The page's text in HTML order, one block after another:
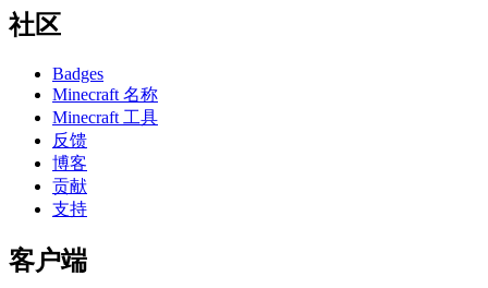
社区
Badges
Minecraft 名称
Minecraft 工具
反馈
博客
贡献
支持
客户端